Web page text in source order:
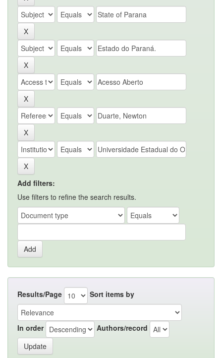
Add filters:
Use filters to refine the search results.
Results/Page Sort items by
In order Authors/record